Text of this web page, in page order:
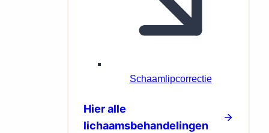
Schaamlipcorrectie
Hier alle
lichaamsbehandelingen